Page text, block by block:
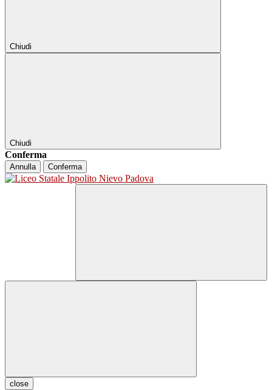
Chiudi
Chiudi
Conferma
Annulla Conferma
close